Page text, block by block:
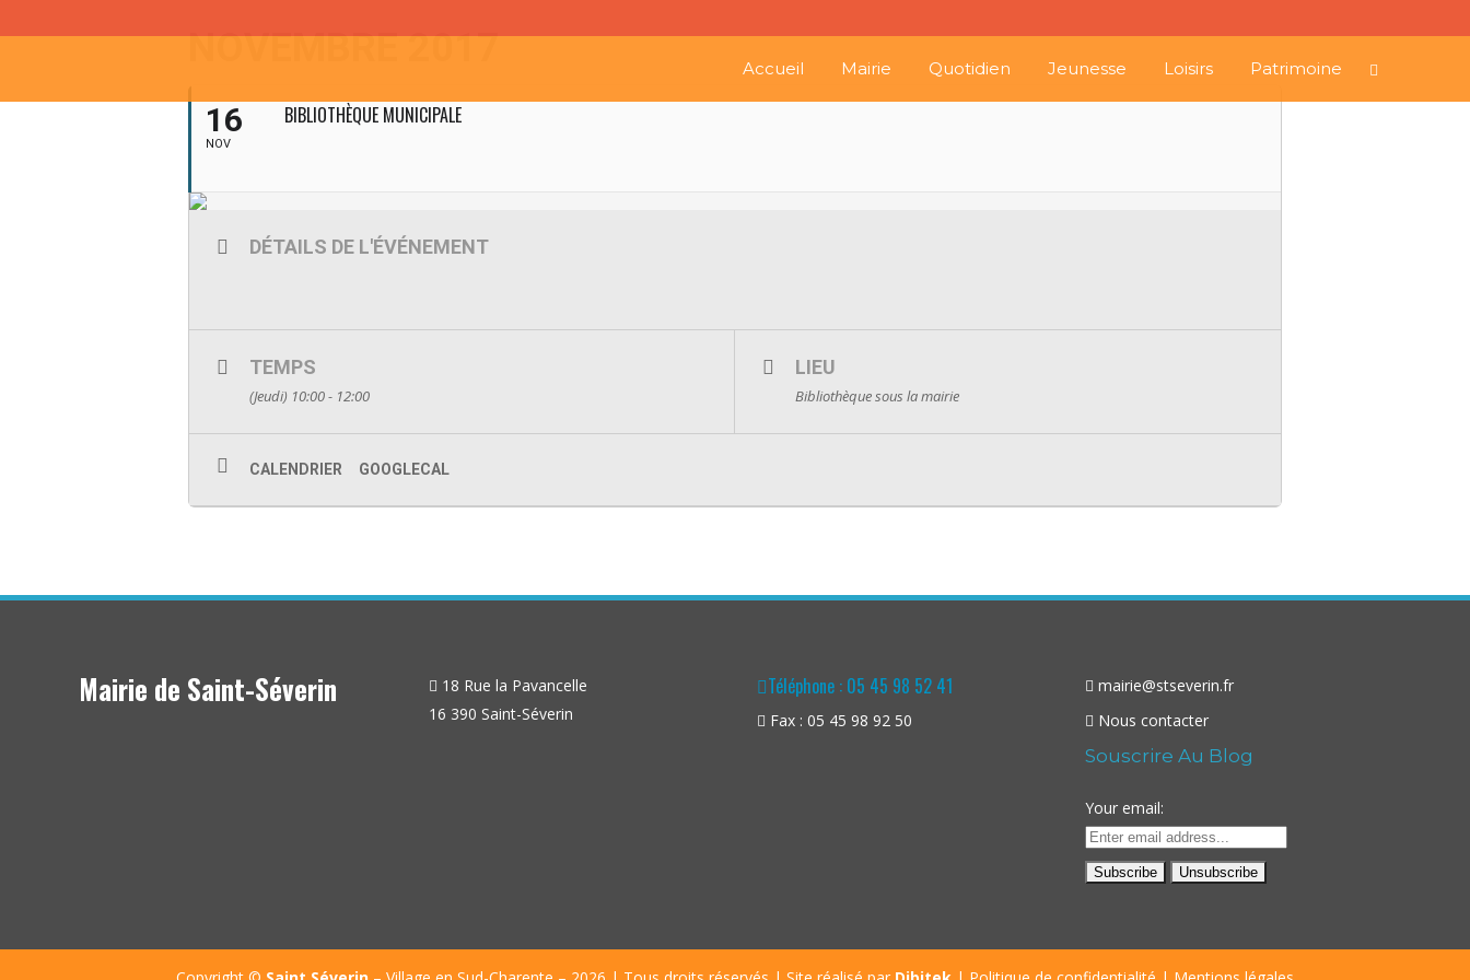
Accueil Mairie Quotidien Jeunesse Loisirs Patrimoine
NOVEMBRE 2017
16
NOV
BIBLIOTHÈQUE MUNICIPALE
DÉTAILS DE L'ÉVÉNEMENT
TEMPS
(Jeudi) 10:00 - 12:00
LIEU
Bibliothèque sous la mairie
CALENDRIER GOOGLECAL
Mairie de Saint-Séverin
18 Rue la Pavancelle
16 390 Saint-Séverin
Téléphone : 05 45 98 52 41
Fax : 05 45 98 92 50
mairie@stseverin.fr
Nous contacter
Souscrire Au Blog
Your email: